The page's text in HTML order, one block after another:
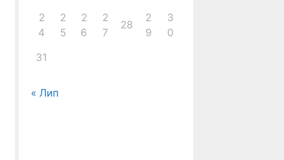
2
4
2
5
2
6
2
7
28
2
9
3
0
31
« Лип